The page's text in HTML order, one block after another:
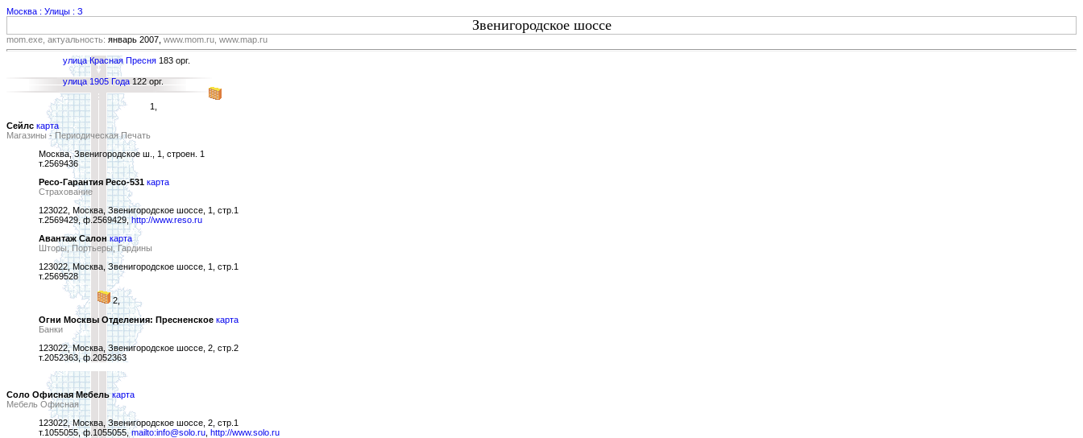
Москва : Улицы : З
Звенигородское шоссе
mom.exe, актуальность: январь 2007, www.mom.ru, www.map.ru
улица Красная Пресня 183 орг.
улица 1905 Года 122 орг.
1,
Сейлс карта
Магазины - Периодическая Печать
Москва, Звенигородское ш., 1, строен. 1
т.2569436
Ресо-Гарантия Ресо-531 карта
Страхование
123022, Москва, Звенигородское шоссе, 1, стр.1
т.2569429, ф.2569429,http://www.reso.ru
Авантаж Салон карта
Шторы, Портьеры, Гардины
123022, Москва, Звенигородское шоссе, 1, стр.1
т.2569528
2,
Огни Москвы Отделения: Пресненское карта
Банки
123022, Москва, Звенигородское шоссе, 2, стр.2
т.2052363, ф.2052363
Соло Офисная Мебель карта
Мебель Офисная
123022, Москва, Звенигородское шоссе, 2, стр.1
т.1055055, ф.1055055,mailto:info@solo.ru http://www.solo.ru